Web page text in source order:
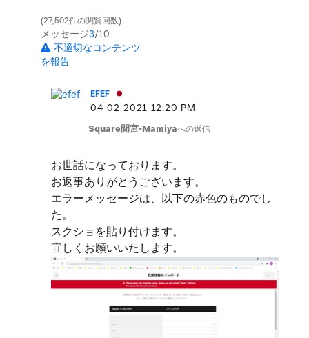
27,502件の閲覧回数
メッセージ3/10
不適切なコンテンツ
を報告
EFEF
‎04-02-2021 12:20 PM
Square間宮-Mamiyaへの返信
お世話になっております。
お返事ありがとうございます。
エラーメッセージは、以下の赤色のものでし
た。
スクショを貼り付けます。
宜しくお願いいたします。